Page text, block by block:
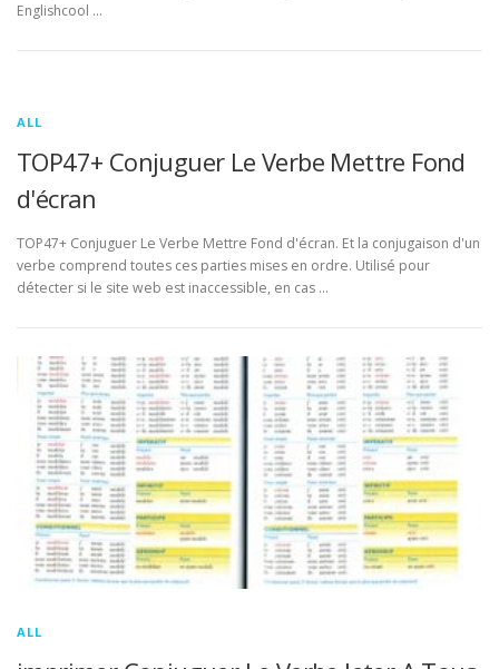
Englishcool …
ALL
TOP47+ Conjuguer Le Verbe Mettre Fond
d'écran
TOP47+ Conjuguer Le Verbe Mettre Fond d'écran. Et la conjugaison d'un
verbe comprend toutes ces parties mises en ordre. Utilisé pour
détecter si le site web est inaccessible, en cas …
ALL